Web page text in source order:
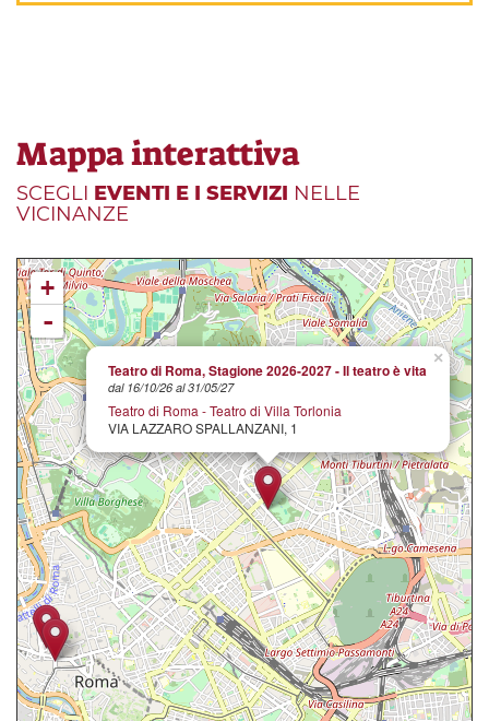
Mappa interattiva
SCEGLI EVENTI E I SERVIZI NELLE
VICINANZE
×
Teatro di Roma, Stagione 2026-2027 - Il teatro è vita
dal 16/10/26 al 31/05/27
Teatro di Roma - Teatro di Villa Torlonia
VIA LAZZARO SPALLANZANI, 1
+
-